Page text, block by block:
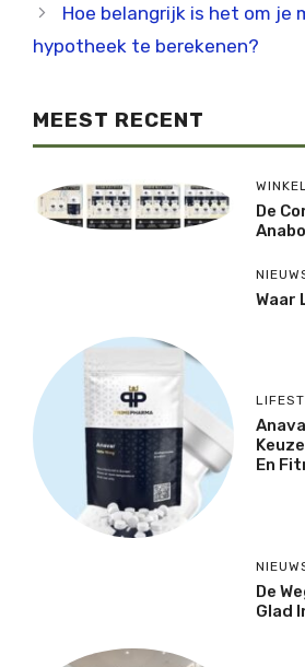
Hoe belangrijk is het om je
hypotheek te berekenen?
MEEST RECENT
De
Waar
En
De
Glad